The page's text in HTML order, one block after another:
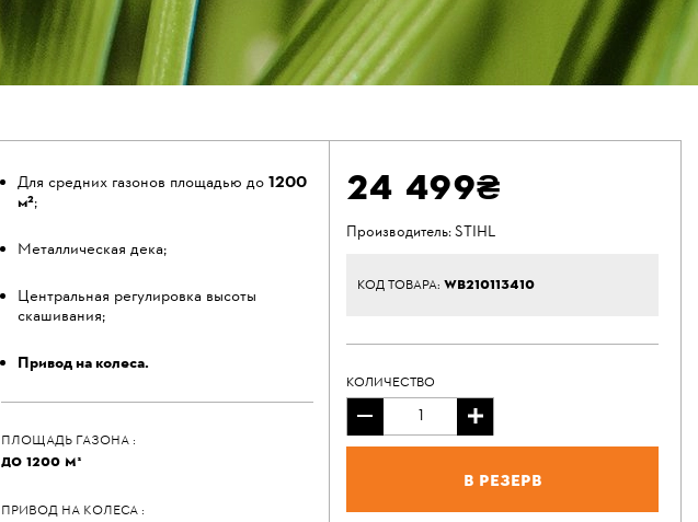
Для средних газонов площадью до1200
м²;
Металлическая дека;
Центральная регулировка высоты
скашивания;
Привод на колеса.
ПЛОЩАДЬ ГАЗОНА :
ДО 1200 М²
ПРИВОД НА КОЛЕСА :
24 499₴
Производитель:STIHL
КОД ТОВАРА: WB210113410
КОЛИЧЕСТВО
В резерв